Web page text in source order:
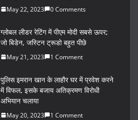
May 22, 2023 0 Comments
ग्लोबल लीडर रेटिंग में पीएम मोदी सबसे ऊपर;
जो बिडेन, जस्टिन ट्रूडो बहुत पीछे
May 21, 2023 1 Comment
पुलिस इमरान खान के लाहौर घर में प्रवेश करने
में विफल, इसके बजाय अतिक्रमण विरोधी
अभियान चलाया
May 20, 2023 1 Comment